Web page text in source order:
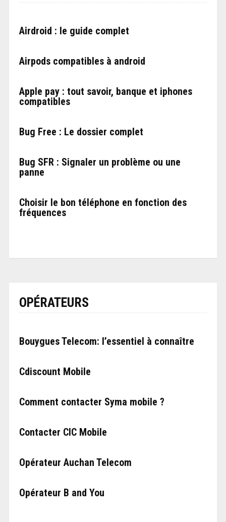
Airdroid : le guide complet
Airpods compatibles à android
Apple pay : tout savoir, banque et iphones
compatibles
Bug Free : Le dossier complet
Bug SFR : Signaler un problème ou une
panne
Choisir le bon téléphone en fonction des
fréquences
OPÉRATEURS
Bouygues Telecom: l’essentiel à connaître
Cdiscount Mobile
Comment contacter Syma mobile ?
Contacter CIC Mobile
Opérateur Auchan Telecom
Opérateur B and You